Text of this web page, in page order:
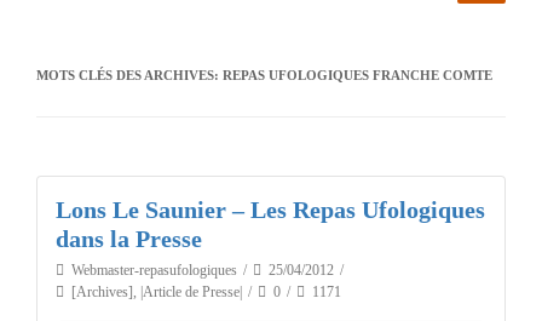
MOTS CLÉS DES ARCHIVES: REPAS UFOLOGIQUES FRANCHE COMTE
Lons Le Saunier – Les Repas Ufologiques
dans la Presse
Webmaster-repasufologiques
25/04/2012
[Archives], |Article de Presse| 0 1171